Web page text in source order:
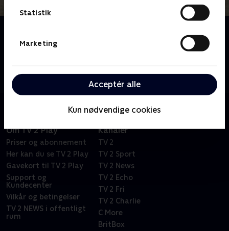
Statistik
Marketing
Acceptér alle
Kun nødvendige cookies
Denne miniserie i 18 dele, udelukkende instrueret af
David Lynch, foregår 25 år efter at indbyggerene i en
homecoming-dronning, Laura Palmer blev myrdet.
Om TV 2 Play
Priser og abonnement
Her kan du se TV 2 Play
Gavekort til TV 2 Play
Support og
Kundecenter
Vilkår og betingelser
TV 2 NEWS i offentligt
rum
Kanaler
TV 2
TV 2 Sport
TV 2 News
TV 2 Echo
TV 2 Fri
TV 2 Charlie
C More
BritBox